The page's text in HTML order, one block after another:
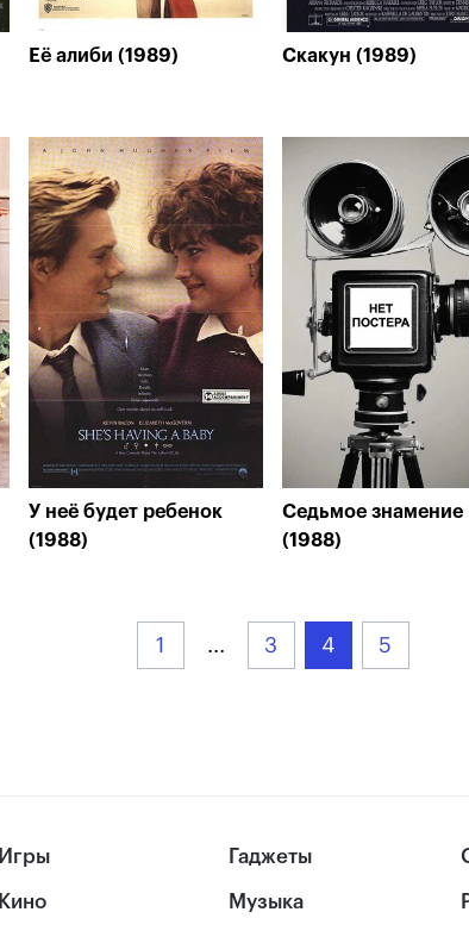
Её алиби (1989) Скакун (1989)
У неё будет ребенок
(1988)
Седьмое знамение
(1988)
1 ... 3 4 5
Игры
Кино
Гаджеты
Музыка